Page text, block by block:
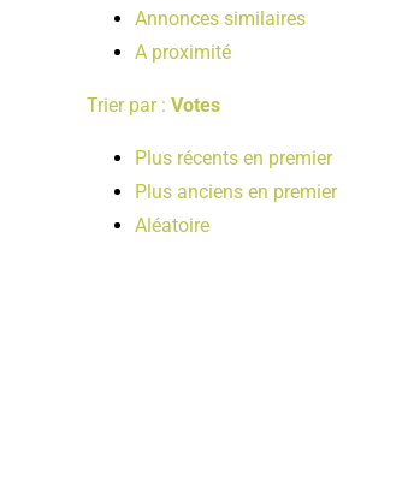
Annonces similaires
A proximité
Trier par : Votes
Plus récents en premier
Plus anciens en premier
Aléatoire